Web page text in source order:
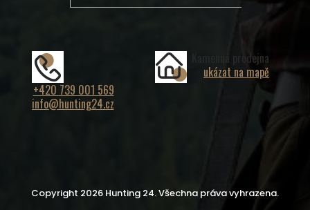
+420 739 001 569
info@hunting24.cz
Kamenná prodejna
ukázat na mapě
Copyright 2026 Hunting 24. Všechna práva vyhrazena.